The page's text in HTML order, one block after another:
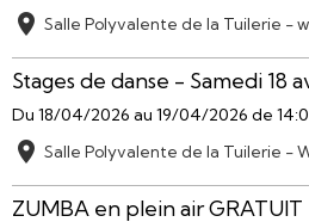
Salle Polyvalente de la Tuilerie -
Stages de danse - Samedi 18
Du 18/04/2026 au 19/04/2026 de
Salle Polyvalente de la Tuilerie -
ZUMBA en plein air GRATUIT